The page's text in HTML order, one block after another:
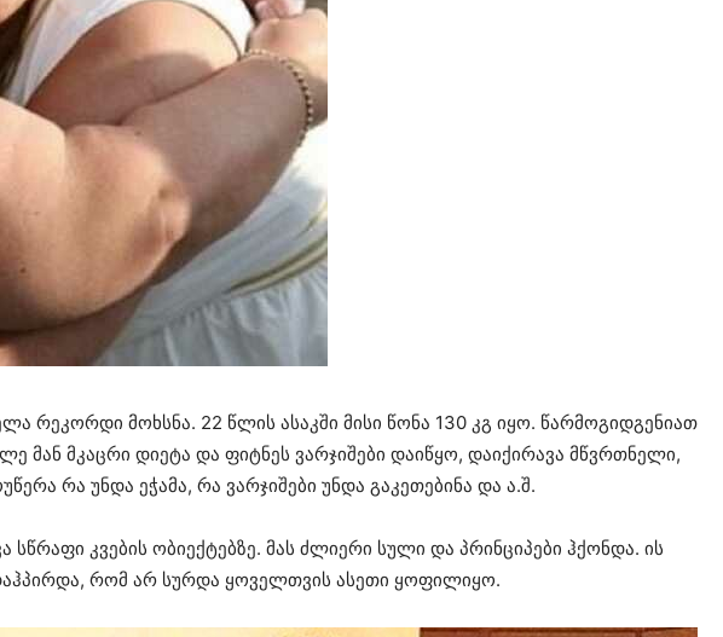
რეკორდი მოხსნა. 22 წლის ასაკში მისი წონა 130 კგ იყო. წარმოგიდგენიათ
მან მკაცრი დიეტა და ფიტნეს ვარჯიშები დაიწყო, დაიქირავა მწვრთნელი,
რა უნდა ეჭამა, რა ვარჯიშები უნდა გაკეთებინა და ა.შ.
სწრაფი კვების ობიექტებზე. მას ძლიერი სული და პრინციპები ჰქონდა. ის
რომ არ სურდა ყოველთვის ასეთი ყოფილიყო.